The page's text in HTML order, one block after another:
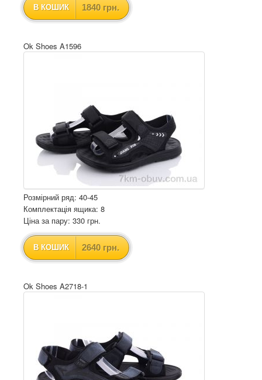
В КОШИК 1840 грн.
Ok Shoes A1596
Розмірний ряд: 40-45
Комплектація ящика: 8
Ціна за пару: 330 грн.
В КОШИК 2640 грн.
Ok Shoes A2718-1